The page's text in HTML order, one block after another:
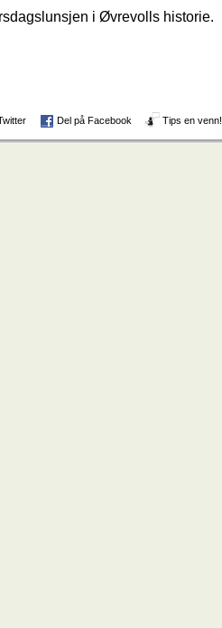
i Øvrevolls historie.
Del på Facebook Tips en venn!